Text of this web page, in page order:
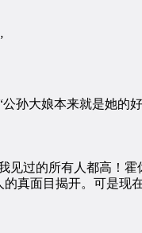
孙大娘本来就是她的
过的所有人都高！霍
真面目揭开。可是现